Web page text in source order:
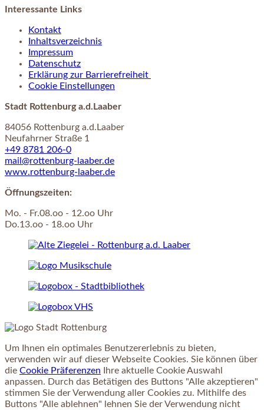
Interessante Links
Kontakt
Inhaltsverzeichnis
Impressum
Datenschutz
Erklärung zur Barrierefreiheit
Cookie Einstellungen
Stadt Rottenburg a.d.Laaber
84056 Rottenburg a.d.Laaber
Neufahrner Straße 1
+49 8781 206-0
mail@rottenburg-laaber.de
www.rottenburg-laaber.de
Öffnungszeiten:
Mo. - Fr.08.oo - 12.oo Uhr
Do.13.oo - 18.oo Uhr
Um Ihnen ein optimales Benutzererlebnis zu bieten,
verwenden wir auf dieser Webseite Cookies. Sie können über
die Cookie Präferenzen Ihre aktuelle Cookie Auswahl
anpassen. Durch das Betätigen des Buttons "Alle akzeptieren"
stimmen Sie der Verwendung aller Cookies zu. Mithilfe des
Buttons "Alle ablehnen" lehnen Sie der Verwendung nicht